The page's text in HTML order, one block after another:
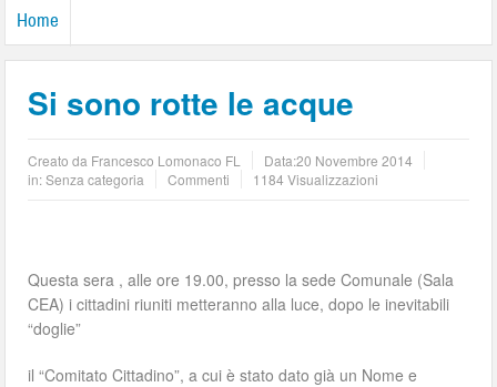
Home
Si sono rotte le acque
Creato da Francesco Lomonaco FL Data:20 Novembre 2014
in: Senza categoria
Commenti 1184 Visualizzazioni
Questa sera , alle ore 19.00, presso la sede Comunale (Sala
CEA) i cittadini riuniti metteranno alla luce, dopo le inevitabili
“doglie”
il “Comitato Cittadino”, a cui è stato dato già un Nome e